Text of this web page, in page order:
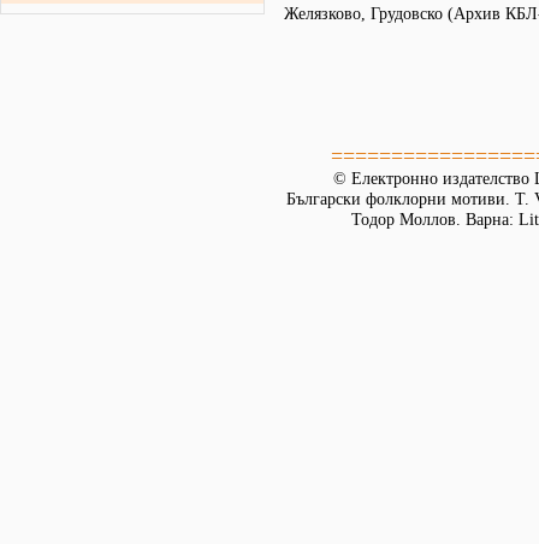
Желязково, Грудовско (Архив
© Електронно издателство
Български фолклорни мотиви.
Тодор Моллов. Варна: